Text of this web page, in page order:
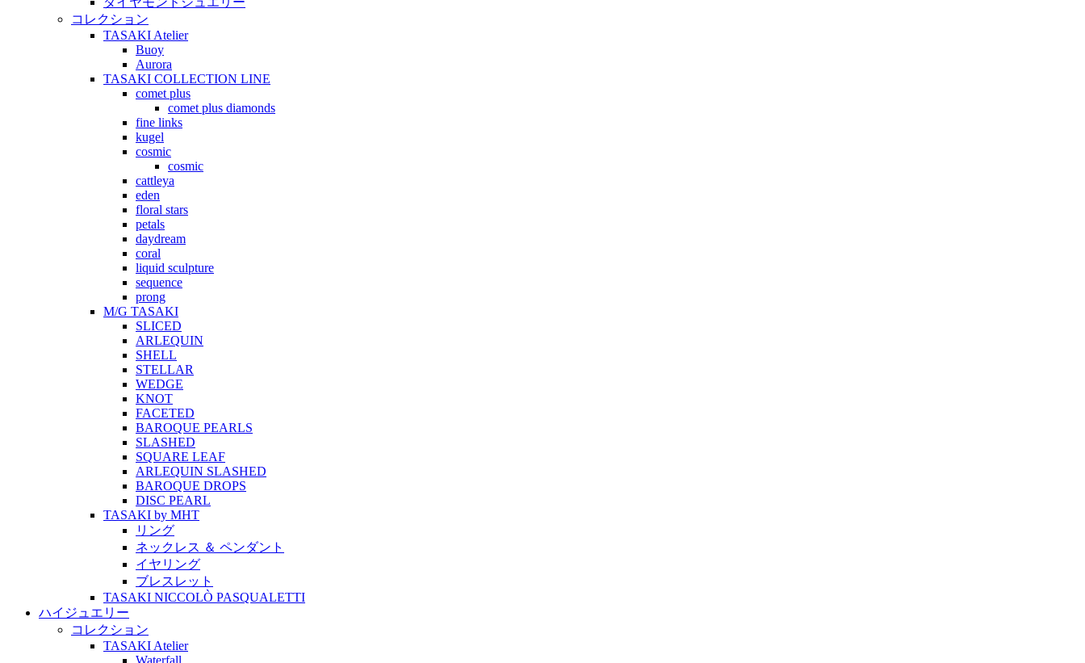
コレクション
TASAKI Atelier
Buoy
Aurora
TASAKI COLLECTION LINE
comet plus
comet plus diamonds
fine links
kugel
cosmic
cosmic
cattleya
eden
floral stars
petals
daydream
coral
liquid sculpture
sequence
prong
M/G TASAKI
SLICED
ARLEQUIN
SHELL
STELLAR
WEDGE
KNOT
FACETED
BAROQUE PEARLS
SLASHED
SQUARE LEAF
ARLEQUIN SLASHED
BAROQUE DROPS
DISC PEARL
TASAKI by MHT
リング
ネックレス ＆ ペンダント
イヤリング
ブレスレット
TASAKI NICCOLÒ PASQUALETTI
ハイジュエリー
コレクション
TASAKI Atelier
Waterfall